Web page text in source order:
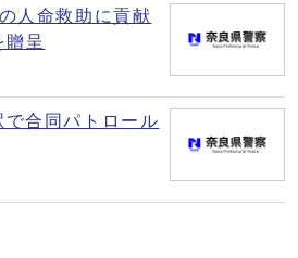
人命救助に貢献
贈呈
合同パトロール